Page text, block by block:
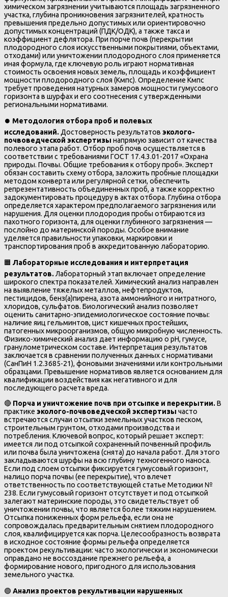
химическом загрязнении учитываются площадь загрязненного
участка, глубина проникновения загрязнителей, кратность
превышения предельно допустимых или ориентировочно
допустимых концентраций (ПДК/ОДК), а также такса и
коэффициент дефлятора. При порче почв (перекрытии
плодородного слоя искусственными покрытиями, объектами,
отходами) или уничтожении плодородного слоя применяется
иная формула, где ключевую роль играют нормативная
стоимость освоения новых земель, площадь и коэффициент
мощности плодородного слоя (Кмпс). Определение Кмпс
требует проведения натурных замеров мощности гумусового
горизонта в шурфах и его соотнесения с утвержденными
региональными нормативами.
⏺️ Методология отбора проб и полевых
исследований. Достоверность результатов эколого-
почвоведческой экспертизы напрямую зависит от качества
полевого этапа работ. Отбор проб почв осуществляется в
соответствии с требованиями ГОСТ 17.4.3.01-2017 «Охрана
природы. Почвы. Общие требования к отбору проб». Эксперт
обязан составить схему отбора, заложить пробные площадки
методом конверта или регулярной сетки, обеспечить
репрезентативность объединенных проб, а также корректно
задокументировать процедуру в актах отбора. Глубина отбора
определяется характером предполагаемого загрязнения или
нарушения. Для оценки плодородия пробы отбираются из
пахотного горизонта, для оценки глубинного загрязнения —
послойно до материнской породы. Особое внимание
уделяется правильности упаковки, маркировки и
транспортирования проб в аккредитованную лабораторию.
🟧 Лабораторные исследования и интерпретация
результатов.Лабораторный этап включает определение
широкого спектра показателей. Химический анализ направлен
на выявление тяжелых металлов, нефтепродуктов,
пестицидов, бенз(а)пирена, азота аммонийного и нитратного,
хлоридов, сульфатов. Биологический анализ позволяет
оценить санитарно-эпидемиологическое состояние почвы:
наличие яиц гельминтов, цист кишечных простейших,
патогенных микроорганизмов, общую микробную численность.
Физико-химический анализ дает информацию о рН, гумусе,
гранулометрическом составе. Интерпретация результатов
заключается в сравнении полученных данных с нормативами
(СанПиН 1.2.3685-21), фоновыми значениями или контрольными
образцами. Превышение нормативов является основанием для
квалификации воздействия как негативного и для
последующего расчета вреда.
🔴 Порча и уничтожение почв при отсыпке и перекрытии.В
практике эколого-почвоведческой экспертизы часто
встречаются случаи отсыпки земельных участков песком,
строительным грунтом, отходами производства и
потребления. Ключевой вопрос, который решает эксперт:
имеется ли под отсыпкой сохраненный почвенный профиль
или почва была уничтожена (снята) до начала работ. Для этого
закладываются шурфы на всю глубину техногенного наноса.
Если под слоем отсыпки фиксируется гумусовый горизонт,
налицо порча почвы (ее перекрытие), что влечет
ответственность по соответствующей статье Методики №
238. Если гумусовый горизонт отсутствует и под отсыпкой
залегают материнские породы, это свидетельствует об
уничтожении почвы, что является более тяжким нарушением.
Отсыпка пониженных форм рельефа, если она не
сопровождалась предварительным снятием плодородного
слоя, квалифицируется как порча. Целесообразность возврата
в исходное состояние формы рельефа определяется
проектом рекультивации: часто экологически и экономически
оправдано не воссоздание прежнего рельефа, а
формирование нового, пригодного для использования
земельного участка.
🟢 Анализ проектов рекультивации нарушенных